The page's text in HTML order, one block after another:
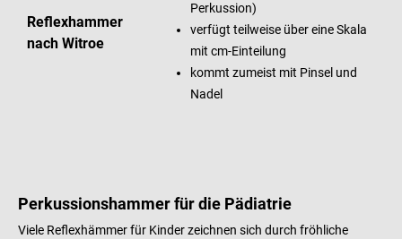
Reflexhammer
nach Witroe
Perkussion)
verfügt teilweise über eine Skala
mit cm-Einteilung
kommt zumeist mit Pinsel und
Nadel
Perkussionshammer für die Pädiatrie
Viele Reflexhämmer für Kinder zeichnen sich durch fröhliche